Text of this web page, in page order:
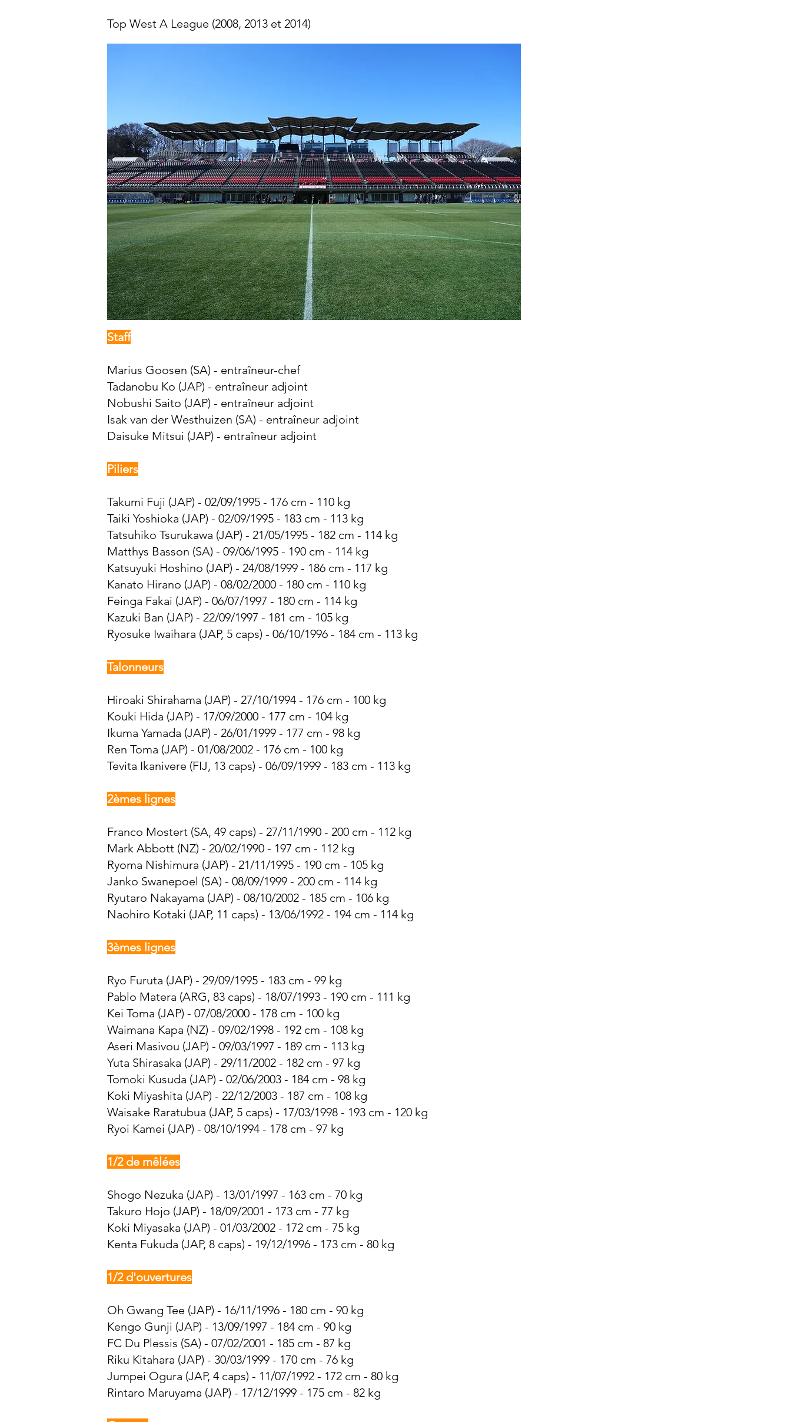
Top West A League (2008, 2013 et 2014)
Staff
Marius Goosen (SA) - entraîneur-chef
Tadanobu Ko (JAP) - entraîneur adjoint
Nobushi Saito (JAP) - entraîneur adjoint
Isak van der Westhuizen (SA) - entraîneur adjoint
Daisuke Mitsui (JAP) - entraîneur adjoint
Piliers
Takumi Fuji (JAP) - 02/09/1995 - 176 cm - 110 kg
Taiki Yoshioka (JAP) - 02/09/1995 - 183 cm - 113 kg
Tatsuhiko Tsurukawa (JAP) - 21/05/1995 - 182 cm - 114 kg
Matthys Basson (SA) - 09/06/1995 - 190 cm - 114 kg
Katsuyuki Hoshino (JAP) - 24/08/1999 - 186 cm - 117 kg
Kanato Hirano (JAP) - 08/02/2000 - 180 cm - 110 kg
Feinga Fakai (JAP) - 06/07/1997 - 180 cm - 114 kg
Kazuki Ban (JAP) - 22/09/1997 - 181 cm - 105 kg
Ryosuke Iwaihara (JAP, 5 caps) - 06/10/1996 - 184 cm - 113 kg
Talonneurs
Hiroaki Shirahama (JAP) - 27/10/1994 - 176 cm - 100 kg
Kouki Hida (JAP) - 17/09/2000 - 177 cm - 104 kg
Ikuma Yamada (JAP) - 26/01/1999 - 177 cm - 98 kg
Ren Toma (JAP) - 01/08/2002 - 176 cm - 100 kg
Tevita Ikanivere (FIJ, 13 caps) - 06/09/1999 - 183 cm - 113 kg
2èmes lignes
Franco Mostert (SA, 49 caps) - 27/11/1990 - 200 cm - 112 kg
Mark Abbott (NZ) - 20/02/1990 - 197 cm - 112 kg
Ryoma Nishimura (JAP) - 21/11/1995 - 190 cm - 105 kg
Janko Swanepoel (SA) - 08/09/1999 - 200 cm - 114 kg
Ryutaro Nakayama (JAP) - 08/10/2002 - 185 cm - 106 kg
Naohiro Kotaki (JAP, 11 caps) - 13/06/1992 - 194 cm - 114 kg
3èmes lignes
Ryo Furuta (JAP) - 29/09/1995 - 183 cm - 99 kg
Pablo Matera (ARG, 83 caps) - 18/07/1993 - 190 cm - 111 kg
Kei Toma (JAP) - 07/08/2000 - 178 cm - 100 kg
Waimana Kapa (NZ) - 09/02/1998 - 192 cm - 108 kg
Aseri Masivou (JAP) - 09/03/1997 - 189 cm - 113 kg
Yuta Shirasaka (JAP) - 29/11/2002 - 182 cm - 97 kg
Tomoki Kusuda (JAP) - 02/06/2003 - 184 cm - 98 kg
Koki Miyashita (JAP) - 22/12/2003 - 187 cm - 108 kg
Waisake Raratubua (JAP, 5 caps) - 17/03/1998 - 193 cm - 120 kg
Ryoi Kamei (JAP) - 08/10/1994 - 178 cm - 97 kg
1/2 de mêlées
Shogo Nezuka (JAP) - 13/01/1997 - 163 cm - 70 kg
Takuro Hojo (JAP) - 18/09/2001 - 173 cm - 77 kg
Koki Miyasaka (JAP) - 01/03/2002 - 172 cm - 75 kg
Kenta Fukuda (JAP, 8 caps) - 19/12/1996 - 173 cm - 80 kg
1/2 d'ouvertures
Oh Gwang Tee (JAP) - 16/11/1996 - 180 cm - 90 kg
Kengo Gunji (JAP) - 13/09/1997 - 184 cm - 90 kg
FC Du Plessis (SA) - 07/02/2001 - 185 cm - 87 kg
Riku Kitahara (JAP) - 30/03/1999 - 170 cm - 76 kg
Jumpei Ogura (JAP, 4 caps) - 11/07/1992 - 172 cm - 80 kg
Rintaro Maruyama (JAP) - 17/12/1999 - 175 cm - 82 kg